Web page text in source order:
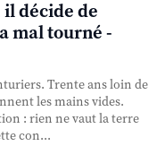
il décide de
mal tourné -
Trente ans loin de
les mains vides.
: rien ne vaut la terre
con...